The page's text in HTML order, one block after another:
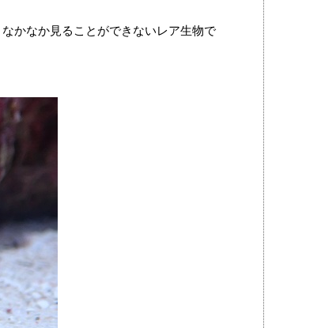
かなか見ることができないレア生物で